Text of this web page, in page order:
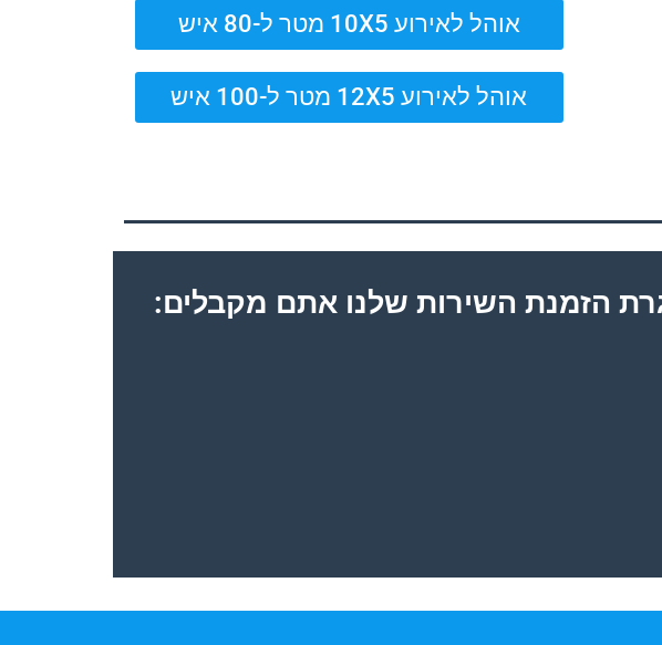
אוהל לאירוע 10X5 מטר ל-80 איש
אוהל לאירוע 12X5 מטר ל-100 איש
הזמנת השירות שלנו אתם מקבלים: